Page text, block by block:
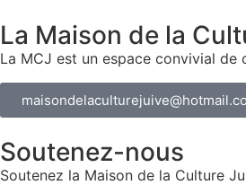
La Maison de la
La MCJ est un espace convivial
Soutenez-nous
Soutenez la Maison de la Culture